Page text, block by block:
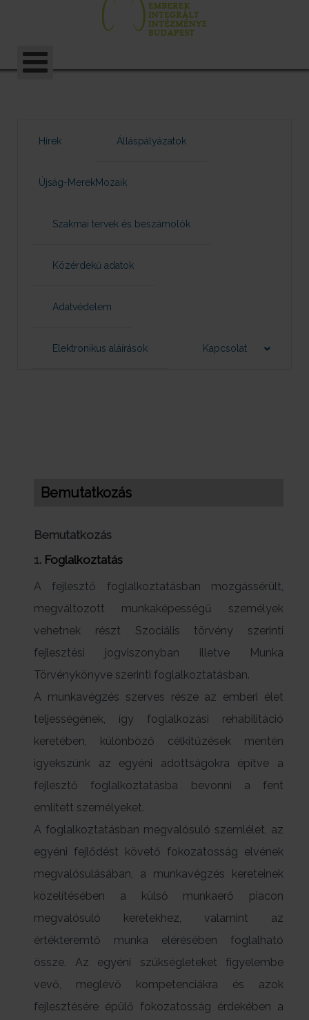
Hírek Álláspályázatok
Újság-MerekMozaik
Szakmai tervek és beszámolók
Közérdekű adatok
Adatvédelem
Elektronikus aláírások Kapcsolat
Bemutatkozás
Bemutatkozás
1. Foglalkoztatás
A fejlesztő foglalkoztatásban mozgássérült,
megváltozott munkaképességű személyek
vehetnek részt Szociális törvény szerinti
fejlesztési jogviszonyban illetve Munka
Törvénykönyve szerinti foglalkoztatásban.
A munkavégzés szerves része az emberi élet
teljességének, így foglalkozási rehabilitáció
keretében, különböző célkitűzések mentén
igyekszünk az egyéni adottságokra építve a
fejlesztő foglalkoztatásba bevonni a fent
említett személyeket.
A foglalkoztatásban megvalósuló szemlélet, az
egyéni fejlődést követő fokozatosság elvének
megvalósulásában, a munkavégzés kereteinek
közelítésében a külső munkaerő piacon
megvalósuló keretekhez, valamint az
értékteremtő munka elérésében foglalható
össze. Az egyéni szükségleteket figyelembe
vevő, meglévő kompetenciákra és azok
fejlesztésére épülő fokozatosság érdekében a